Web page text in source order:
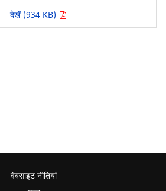
देखें (934 KB)
वेबसाइट नीतियां